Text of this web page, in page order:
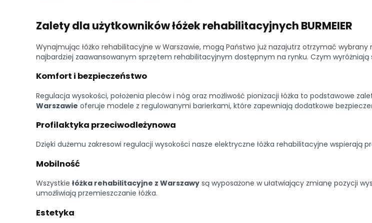
Zalety dla użytkowników łóżek rehabilitacyjnych BURMEIER
Wynajmując łóżko rehabilitacyjne w Warszawie, mogą Państwo już nazajutrz otrzymać wybrany
najbardziej zaawansowanym sprzętem rehabilitacyjnym dostępnym na rynku. Czym wyróżniają
Komfort i bezpieczeństwo
Regulacja wysokości, położenia pleców i nóg oraz możliwość pionizacji łóżka to podstawowe
Warszawie oferuje modele z regulowanymi barierkami, które zapewniają dodatkowe
Profilaktyka przeciwodleżynowa
Dzięki dużemu zakresowi regulacji wysokości nasze elektryczne łóżka rehabilitacyjne
Mobilność
Wszystkie łóżka rehabilitacyjne z Warszawy są wyposażone w ułatwiający zmianę pozycji
umożliwiają przemieszczanie łóżka.
Estetyka